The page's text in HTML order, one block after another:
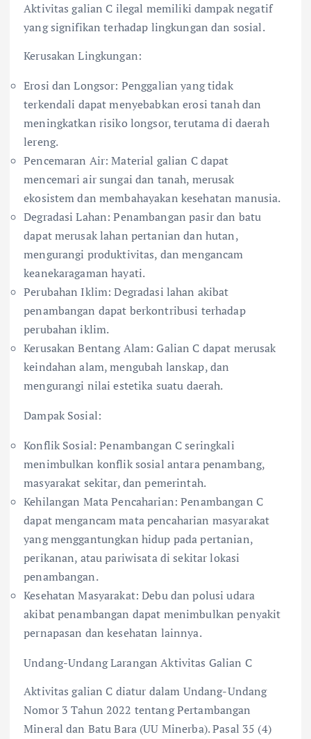
Aktivitas galian C ilegal memiliki dampak negatif
yang signifikan terhadap lingkungan dan sosial.
Kerusakan Lingkungan:
Erosi dan Longsor: Penggalian yang tidak
terkendali dapat menyebabkan erosi tanah dan
meningkatkan risiko longsor, terutama di daerah
lereng.
Pencemaran Air: Material galian C dapat
mencemari air sungai dan tanah, merusak
ekosistem dan membahayakan kesehatan manusia.
Degradasi Lahan: Penambangan pasir dan batu
dapat merusak lahan pertanian dan hutan,
mengurangi produktivitas, dan mengancam
keanekaragaman hayati.
Perubahan Iklim: Degradasi lahan akibat
penambangan dapat berkontribusi terhadap
perubahan iklim.
Kerusakan Bentang Alam: Galian C dapat merusak
keindahan alam, mengubah lanskap, dan
mengurangi nilai estetika suatu daerah.
Dampak Sosial:
Konflik Sosial: Penambangan C seringkali
menimbulkan konflik sosial antara penambang,
masyarakat sekitar, dan pemerintah.
Kehilangan Mata Pencaharian: Penambangan C
dapat mengancam mata pencaharian masyarakat
yang menggantungkan hidup pada pertanian,
perikanan, atau pariwisata di sekitar lokasi
penambangan.
Kesehatan Masyarakat: Debu dan polusi udara
akibat penambangan dapat menimbulkan penyakit
pernapasan dan kesehatan lainnya.
Undang-Undang Larangan Aktivitas Galian C
Aktivitas galian C diatur dalam Undang-Undang
Nomor 3 Tahun 2022 tentang Pertambangan
Mineral dan Batu Bara (UU Minerba). Pasal 35 (4)